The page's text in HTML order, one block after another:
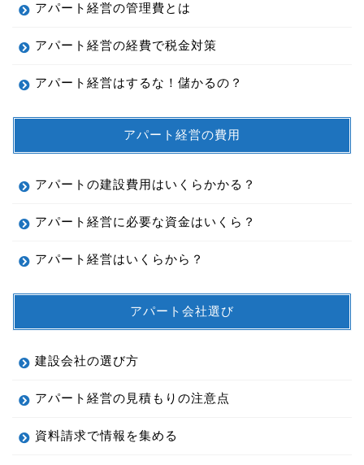
アパート経営の管理費とは
アパート経営の経費で税金対策
アパート経営はするな！儲かるの？
アパート経営の費用
アパートの建設費用はいくらかかる？
アパート経営に必要な資金はいくら？
アパート経営はいくらから？
アパート会社選び
建設会社の選び方
アパート経営の見積もりの注意点
資料請求で情報を集める